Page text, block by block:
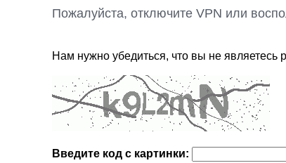
Пожалуйста, отключите VPN или
Нам нужно убедиться, что вы не являетесь
Введите код с картинки: